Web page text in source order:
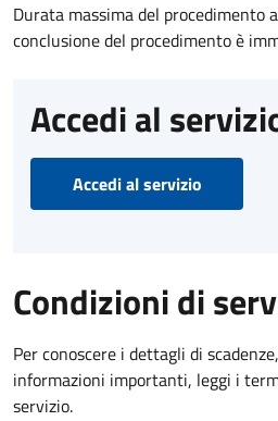
Durata massima del procedimento
conclusione del procedimento è
Accedi al
Accedi al servizio
Condizioni di
Per conoscere i dettagli di
informazioni importanti, leggi i
servizio.